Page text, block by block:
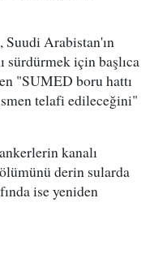
Suudi Arabistan'ın
sürdürmek için başlıca
"SUMED boru hattı
telafi edileceğini"
kanalı
derin sularda
ise yeniden